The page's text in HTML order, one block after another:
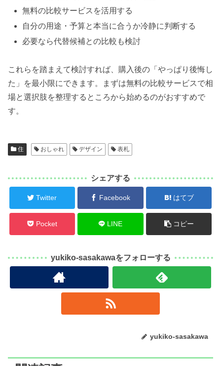
無料の比較サービスを活用する
自分の用途・予算と本当に合うか冷静に判断する
必要なら代替候補との比較も検討
これらを踏まえて検討すれば、購入後の「やっぱり後悔し
た」を最小限にできます。まずは無料の比較サービスで相
場と選択肢を整理するところから始めるのがおすすめで
す。
住 おしゃれ デザイン 表札
シェアする
Twitter Facebook はてブ
Pocket LINE コピー
yukiko-sasakawaをフォローする
yukiko-sasakawa